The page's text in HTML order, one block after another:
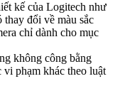
kế của Logitech như
đổi về màu sắc
chỉ dành cho mục
không công bằng
vi phạm khác theo luật